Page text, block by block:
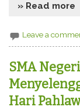
» Read more
Leave a
SMA
Hari